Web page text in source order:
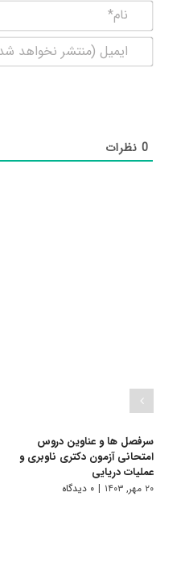
0نظرات
سرفصل ها و عناوین دروس
امتحانی آزمون دکتری ناوبری و
عملیات دریایی
۲۰ مهر, ۱۴۰۳ | ۰ دیدگاه